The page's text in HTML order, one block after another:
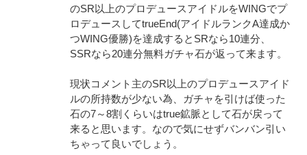
のSR以上のプロデュースアイドルをWINGでプ
ロデュースしてtrueEnd(アイドルランクA達成か
つWING優勝)を達成するとSRなら10連分、
SSRなら20連分無料ガチャ石が返って来ます。
現状コメント主のSR以上のプロデュースアイド
ルの所持数が少ない為、ガチャを引けば使った
石の7～8割くらいはtrue鉱脈として石が戻って
来ると思います。なので気にせずバンバン引い
ちゃって良いでしょう。